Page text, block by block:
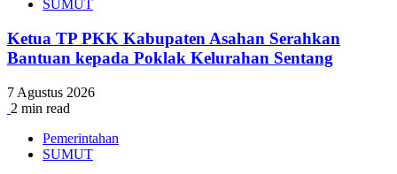
SUMUT
Ketua TP PKK Kabupaten Asahan Serahkan
Bantuan kepada Poklak Kelurahan Sentang
7 Agustus 2026
2 min read
Pemerintahan
SUMUT